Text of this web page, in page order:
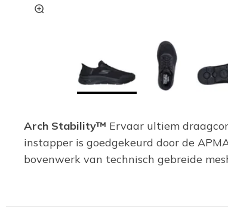
Arch Stability™ Ervaar ultiem
instapper is goedgekeurd door de
bovenwerk van technisch gebreide